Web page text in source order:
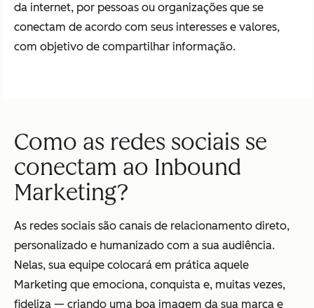
da internet, por pessoas ou organizações que se
conectam de acordo com seus interesses e valores,
com objetivo de compartilhar informação.
Como as redes sociais se
conectam ao Inbound
Marketing?
As redes sociais são canais de relacionamento direto,
personalizado e humanizado com a sua audiência.
Nelas, sua equipe colocará em prática aquele
Marketing que emociona, conquista e, muitas vezes,
fideliza — criando uma boa imagem da sua marca e